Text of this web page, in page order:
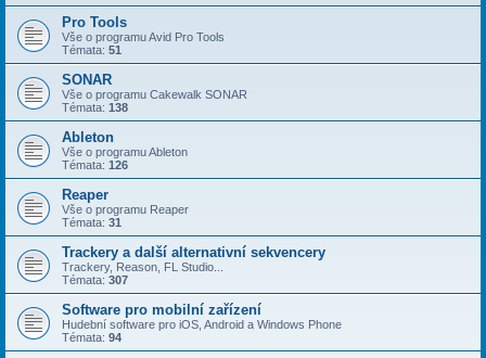
Pro Tools
Vše o programu Avid Pro Tools
Témata: 51
SONAR
Vše o programu Cakewalk SONAR
Témata: 138
Ableton
Vše o programu Ableton
Témata: 126
Reaper
Vše o programu Reaper
Témata: 31
Trackery a další alternativní sekvencery
Trackery, Reason, FL Studio...
Témata: 307
Software pro mobilní zařízení
Hudební software pro iOS, Android a Windows Phone
Témata: 94